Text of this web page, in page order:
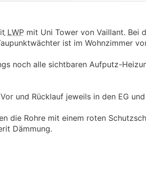
LWPmit Uni Tower von Vaillant. Bei
ist im Wohnzimmer
noch alle sichtbaren Aufputz-
und Rücklauf jeweils in den EG und
die Rohre mit einem roten
Dämmung.